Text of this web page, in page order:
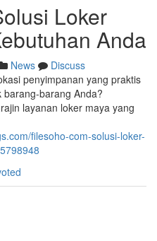
Loker
Anda
News
Discuss
penyimpanan yang praktis
barang Anda?
layanan loker maya yang
filesoho-com-solusi-loker-